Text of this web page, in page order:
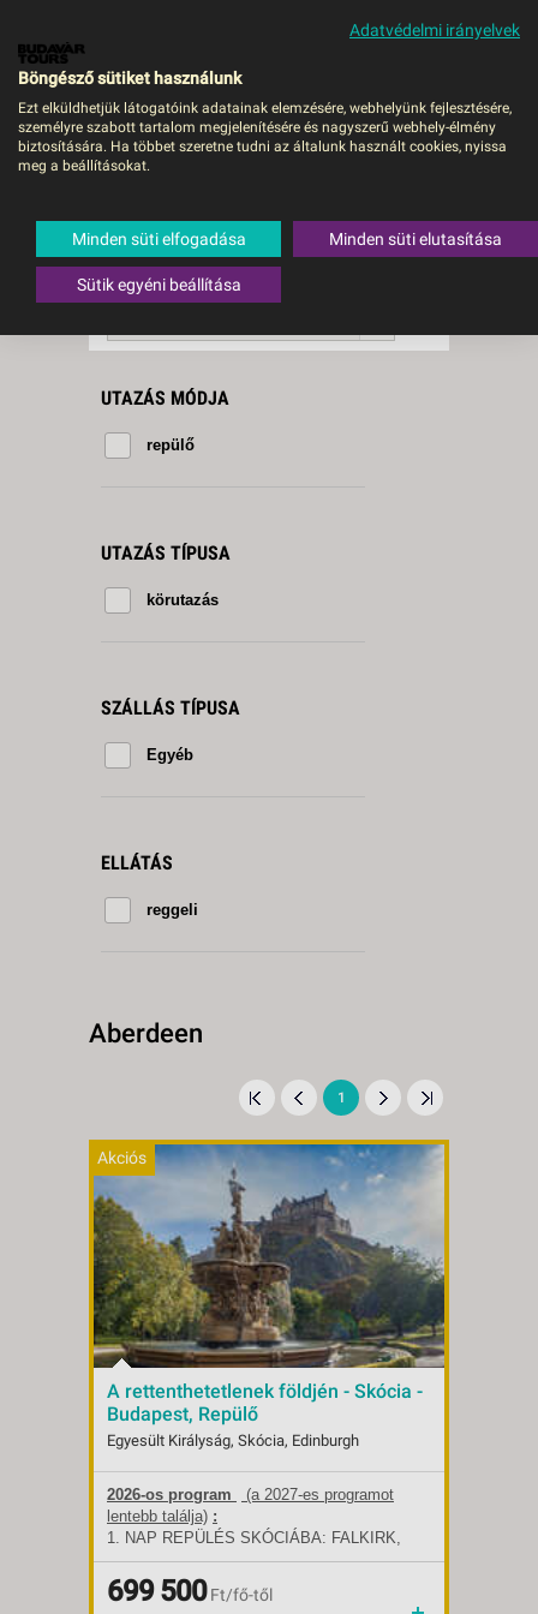
MENÜ
Aberdeen
megfelelő utazásttaláltunk.
A keresővel tovább szűkítheti a
találati listát!
RENDEZÉS:
UTAZÁS MÓDJA
repülő
UTAZÁS TÍPUSA
körutazás
SZÁLLÁS TÍPUSA
Egyéb
ELLÁTÁS
reggeli
Aberdeen
1
Akciós
A rettenthetetlenek földjén - Skócia -
Budapest, Repülő
Egyesült Királyság, Skócia, Edinburgh
Indulások:
2026.10.01-tól
Időpontok:
1 db
Ellátás:
reggeli
Típus:
Klasszikus körutazás
Szállás:
Egyéb
Utazás:
menetrendszerinti járattal
2026-os program
(a 2027-es programot
lentebb találja) :
1. NAP REPÜLÉS SKÓCIÁBA: FALKIRK,
STIRLING, GLASGOW Menetrend
függvényében repülés Budapestről
Skóciába. Érkezés után irány a Falkirk
699 500Ft/fő-től
Adatvédelmi irányelvek
Böngésző sütiket használunk
Ezt elküldhetjük látogatóink adatainak elemzésére, webhelyünk fejlesztésére,
személyre szabott tartalom megjelenítésére és nagyszerű webhely-élmény
biztosítására. Ha többet szeretne tudni az általunk használt cookies, nyissa
meg a beállításokat.
Minden süti elfogadása Minden süti elutasítása
Sütik egyéni beállítása